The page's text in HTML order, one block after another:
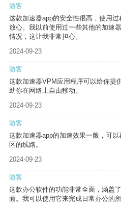
游客
这款加速器app的安全性很高，使用
放心。我以前使用过一些其他的加速
情况，这让我非常担心。
2024-09-23
游客
这款加速器VPM应用程序可以给你提
助你在网络上自由移动。
2024-09-23
游客
这款加速器app的加速效果一般，可
区的线路。
2024-09-23
游客
这款办公软件的功能非常全面，涵盖
面。我可以使用它来完成日常办公的